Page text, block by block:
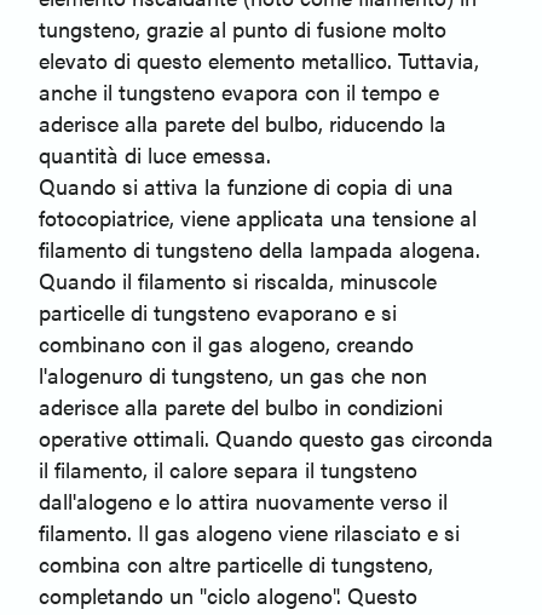
tungsteno, grazie al punto di fusione molto
elevato di questo elemento metallico. Tuttavia,
anche il tungsteno evapora con il tempo e
aderisce alla parete del bulbo, riducendo la
quantità di luce emessa.
Quando si attiva la funzione di copia di una
fotocopiatrice, viene applicata una tensione al
filamento di tungsteno della lampada alogena.
Quando il filamento si riscalda, minuscole
particelle di tungsteno evaporano e si
combinano con il gas alogeno, creando
l'alogenuro di tungsteno, un gas che non
aderisce alla parete del bulbo in condizioni
operative ottimali. Quando questo gas circonda
il filamento, il calore separa il tungsteno
dall'alogeno e lo attira nuovamente verso il
filamento. Il gas alogeno viene rilasciato e si
combina con altre particelle di tungsteno,
completando un "ciclo alogeno". Questo